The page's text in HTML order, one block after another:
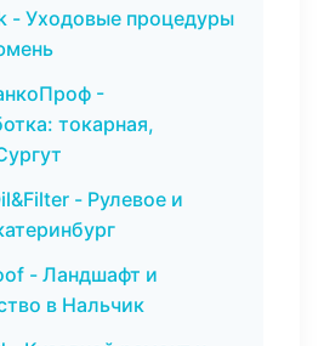
- Уходовые процедуры
-
токарная,
- Рулевое и
- Ландшафт и
в Нальчик